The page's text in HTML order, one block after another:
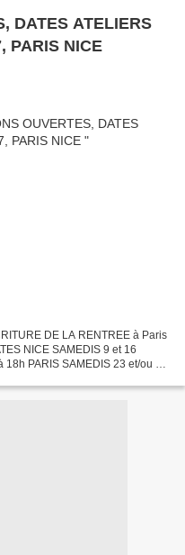
DATES ATELIERS
PARIS NICE
DE LA RENTREE à Paris
NICE SAMEDIS 9 et 16
PARIS SAMEDIS 23 et/ou 30